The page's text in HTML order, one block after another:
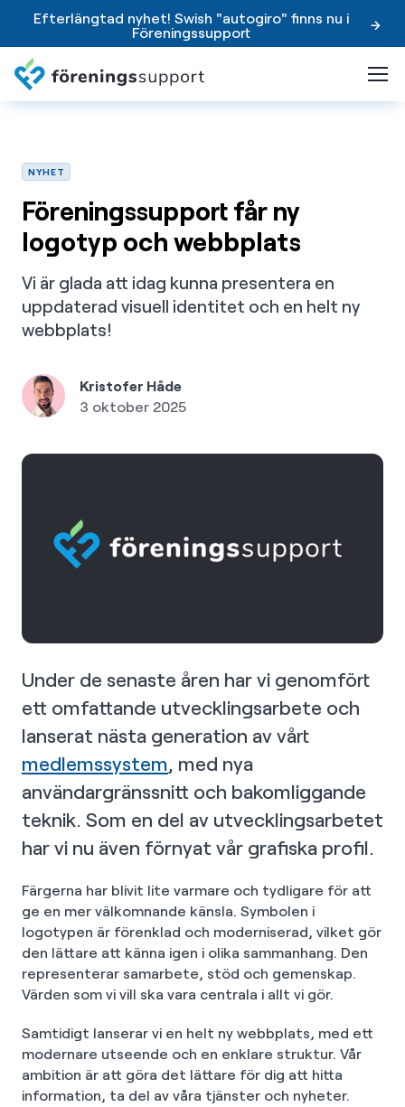
Efterlängtad nyhet! Swish "autogiro" finns nu i
Föreningssupport
NYHET
Föreningssupport får ny
logotyp och webbplats
Vi är glada att idag kunna presentera en
uppdaterad visuell identitet och en helt ny
webbplats!
Kristofer Håde
3 oktober 2025
Under de senaste åren har vi genomfört
ett omfattande utvecklingsarbete och
lanserat nästa generation av vårt
medlemssystem, med nya
användargränssnitt och bakomliggande
teknik. Som en del av utvecklingsarbetet
har vi nu även förnyat vår grafiska profil.
Färgerna har blivit lite varmare och tydligare för att
ge en mer välkomnande känsla. Symbolen i
logotypen är förenklad och moderniserad, vilket gör
den lättare att känna igen i olika sammanhang. Den
representerar samarbete, stöd och gemenskap.
Värden som vi vill ska vara centrala i allt vi gör.
Samtidigt lanserar vi en helt ny webbplats, med ett
modernare utseende och en enklare struktur. Vår
ambition är att göra det lättare för dig att hitta
information, ta del av våra tjänster och nyheter.